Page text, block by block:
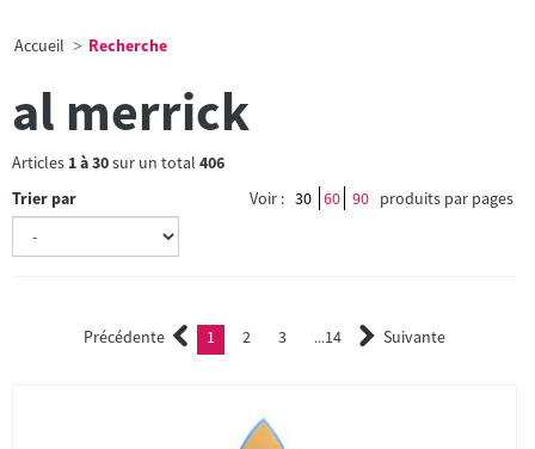
Accueil Recherche
al merrick
Articles 1à30sur un total 406
Trier par
Voir : 30 60 90 produits par pages
Précédente 1 (current)
2 3 ...14 Suivante